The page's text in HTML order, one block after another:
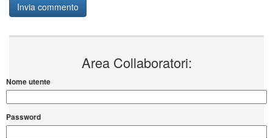
Area Collaboratori:
Nome utente
Password